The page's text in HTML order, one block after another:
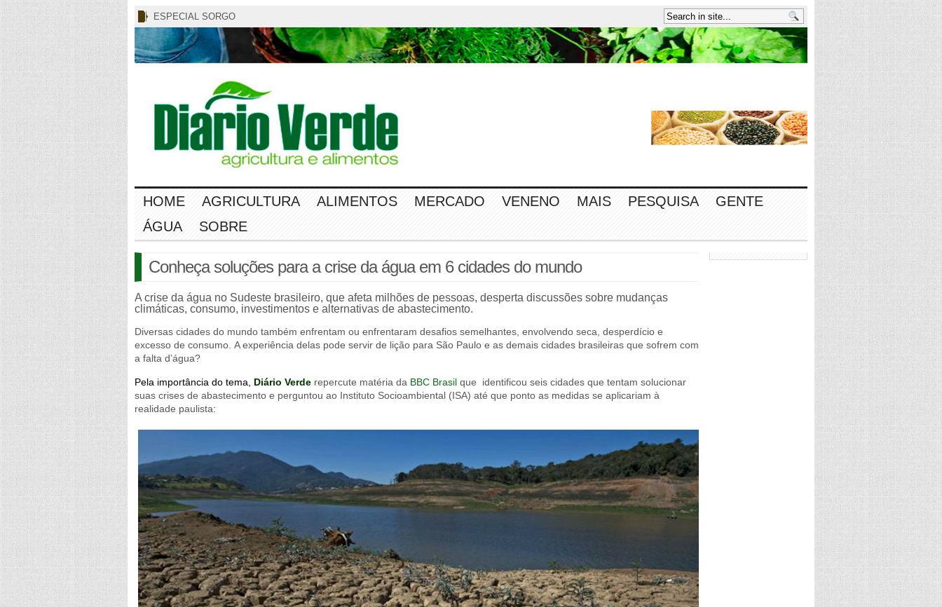
ESPECIAL SORGO
HOME AGRICULTURA ALIMENTOS MERCADO VENENO MAIS PESQUISA
GENTE
ÁGUA
SOBRE
Conheça soluções para a crise da água em 6 cidades do mundo
A crise da água no Sudeste brasileiro, que afeta milhões de pessoas, desperta discussões sobre mudanças
climáticas, consumo, investimentos e alternativas de abastecimento.
Diversas cidades do mundo também enfrentam ou enfrentaram desafios semelhantes, envolvendo seca, desperdício e
excesso de consumo. A experiência delas pode servir de lição para São Paulo e as demais cidades brasileiras que sofrem com
a falta d’água?
Pela importância do tema, Diário Verde repercute matéria da BBC Brasil que identificou seis cidades que tentam solucionar
suas crises de abastecimento e perguntou ao Instituto Socioambiental (ISA) até que ponto as medidas se aplicariam à
realidade paulista: